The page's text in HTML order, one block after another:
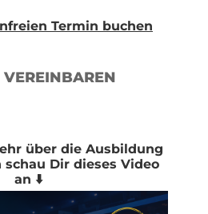
Termin buchen
VEREINBAREN
über die Ausbildung
schau Dir dieses Video
an ⬇️